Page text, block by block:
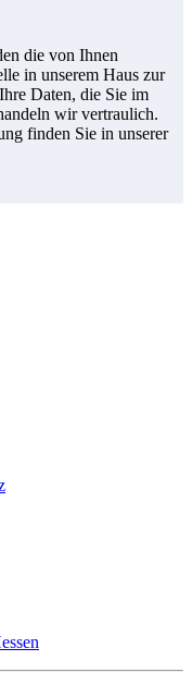
die von Ihnen
in unserem Haus zur
Daten, die Sie im
wir vertraulich.
finden Sie in unserer